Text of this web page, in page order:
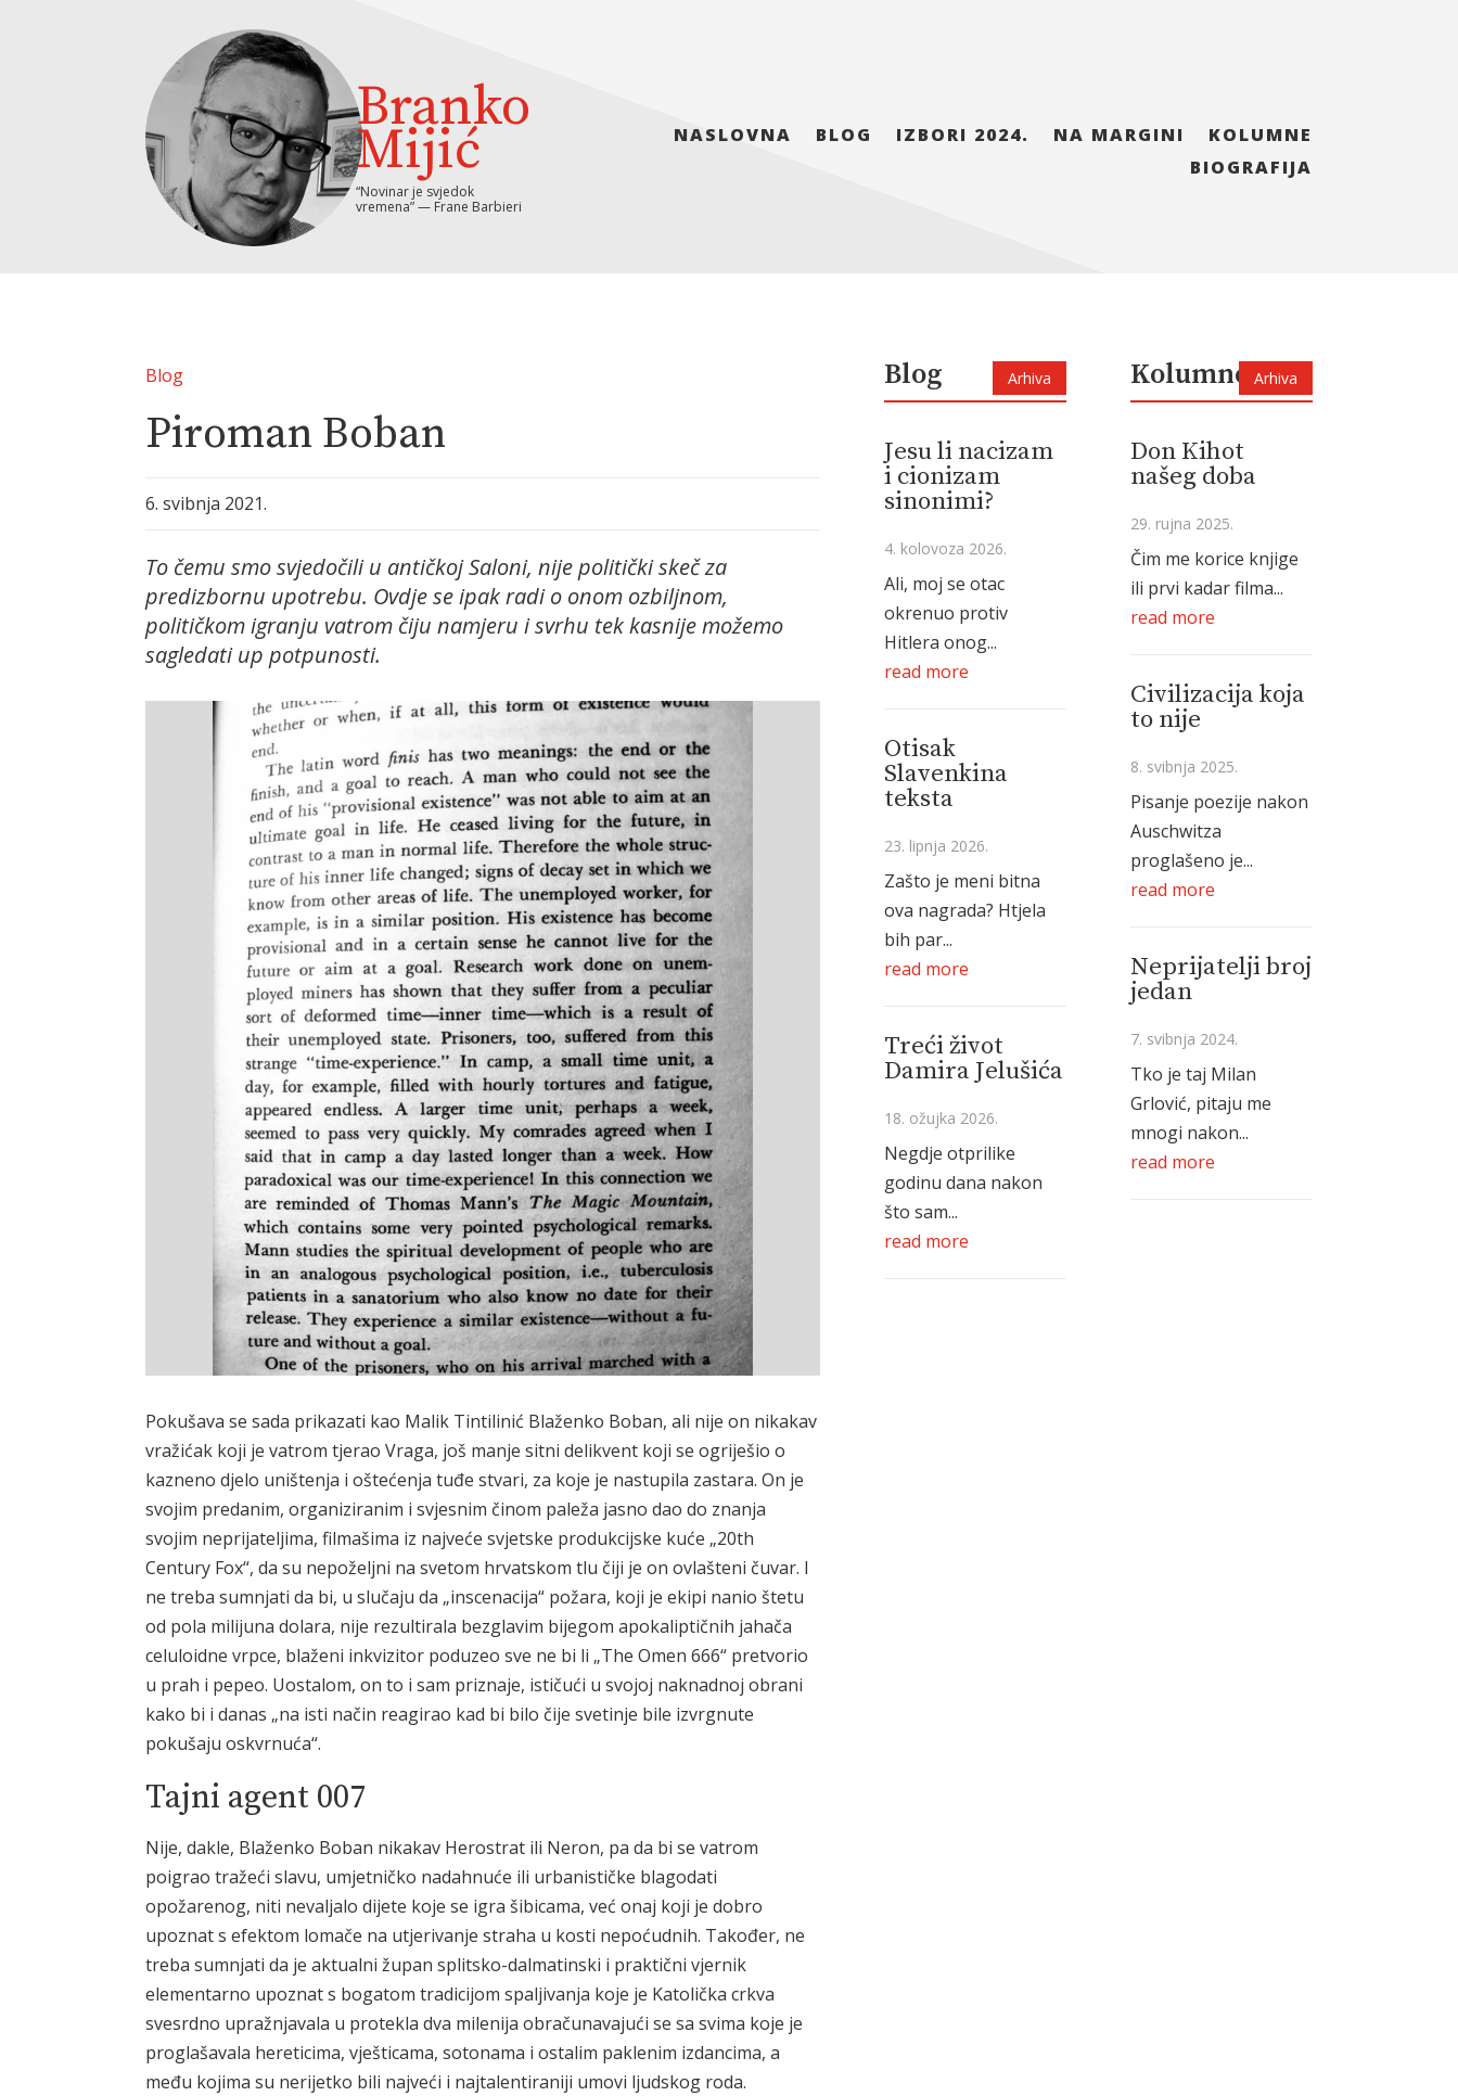
Branko
Mijić
“Novinar je svjedok
vremena” — Frane Barbieri
NASLOVNA BLOG IZBORI 2024. NA MARGINI
KOLUMNE
BIOGRAFIJA
Blog
Piroman Boban
6. svibnja 2021.
To čemu smo svjedočili u antičkoj Saloni, nije politički skeč za
predizbornu upotrebu. Ovdje se ipak radi o onom ozbiljnom,
političkom igranju vatrom čiju namjeru i svrhu tek kasnije možemo
sagledati up potpunosti.
Pokušava se sada prikazati kao Malik Tintilinić Blaženko Boban, ali nije on nikakav
vražićak koji je vatrom tjerao Vraga, još manje sitni delikvent koji se ogriješio o
kazneno djelo uništenja i oštećenja tuđe stvari, za koje je nastupila zastara. On je
svojim predanim, organiziranim i svjesnim činom paleža jasno dao do znanja
svojim neprijateljima, filmašima iz najveće svjetske produkcijske kuće „20th
Century Fox“, da su nepoželjni na svetom hrvatskom tlu čiji je on ovlašteni čuvar. I
ne treba sumnjati da bi, u slučaju da „inscenacija“ požara, koji je ekipi nanio štetu
od pola milijuna dolara, nije rezultirala bezglavim bijegom apokaliptičnih jahača
celuloidne vrpce, blaženi inkvizitor poduzeo sve ne bi li „The Omen 666“ pretvorio
u prah i pepeo. Uostalom, on to i sam priznaje, ističući u svojoj naknadnoj obrani
kako bi i danas „na isti način reagirao kad bi bilo čije svetinje bile izvrgnute
pokušaju oskvrnuća“.
Tajni agent 007
Nije, dakle, Blaženko Boban nikakav Herostrat ili Neron, pa da bi se vatrom
poigrao tražeći slavu, umjetničko nadahnuće ili urbanističke blagodati
opožarenog, niti nevaljalo dijete koje se igra šibicama, već onaj koji je dobro
upoznat s efektom lomače na utjerivanje straha u kosti nepoćudnih. Također, ne
treba sumnjati da je aktualni župan splitsko-dalmatinski i praktični vjernik
elementarno upoznat s bogatom tradicijom spaljivanja koje je Katolička crkva
svesrdno upražnjavala u protekla dva milenija obračunavajući se sa svima koje je
proglašavala hereticima, vješticama, sotonama i ostalim paklenim izdancima, a
među kojima su nerijetko bili najveći i najtalentiraniji umovi ljudskog roda.
Blog Arhiva
Jesu li nacizam
i cionizam
sinonimi?
4. kolovoza 2026.
Ali, moj se otac
okrenuo protiv
Hitlera onog...
read more
Otisak
Slavenkina
teksta
23. lipnja 2026.
Zašto je meni bitna
ova nagrada? Htjela
bih par...
read more
Treći život
Damira Jelušića
18. ožujka 2026.
Negdje otprilike
godinu dana nakon
što sam...
read more
Kolumne Arhiva
Don Kihot
našeg doba
29. rujna 2025.
Čim me korice knjige
ili prvi kadar filma...
read more
Civilizacija koja
to nije
8. svibnja 2025.
Pisanje poezije nakon
Auschwitza
proglašeno je...
read more
Neprijatelji broj
jedan
7. svibnja 2024.
Tko je taj Milan
Grlović, pitaju me
mnogi nakon...
read more